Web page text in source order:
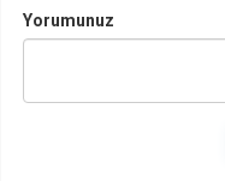
Yorumunuz